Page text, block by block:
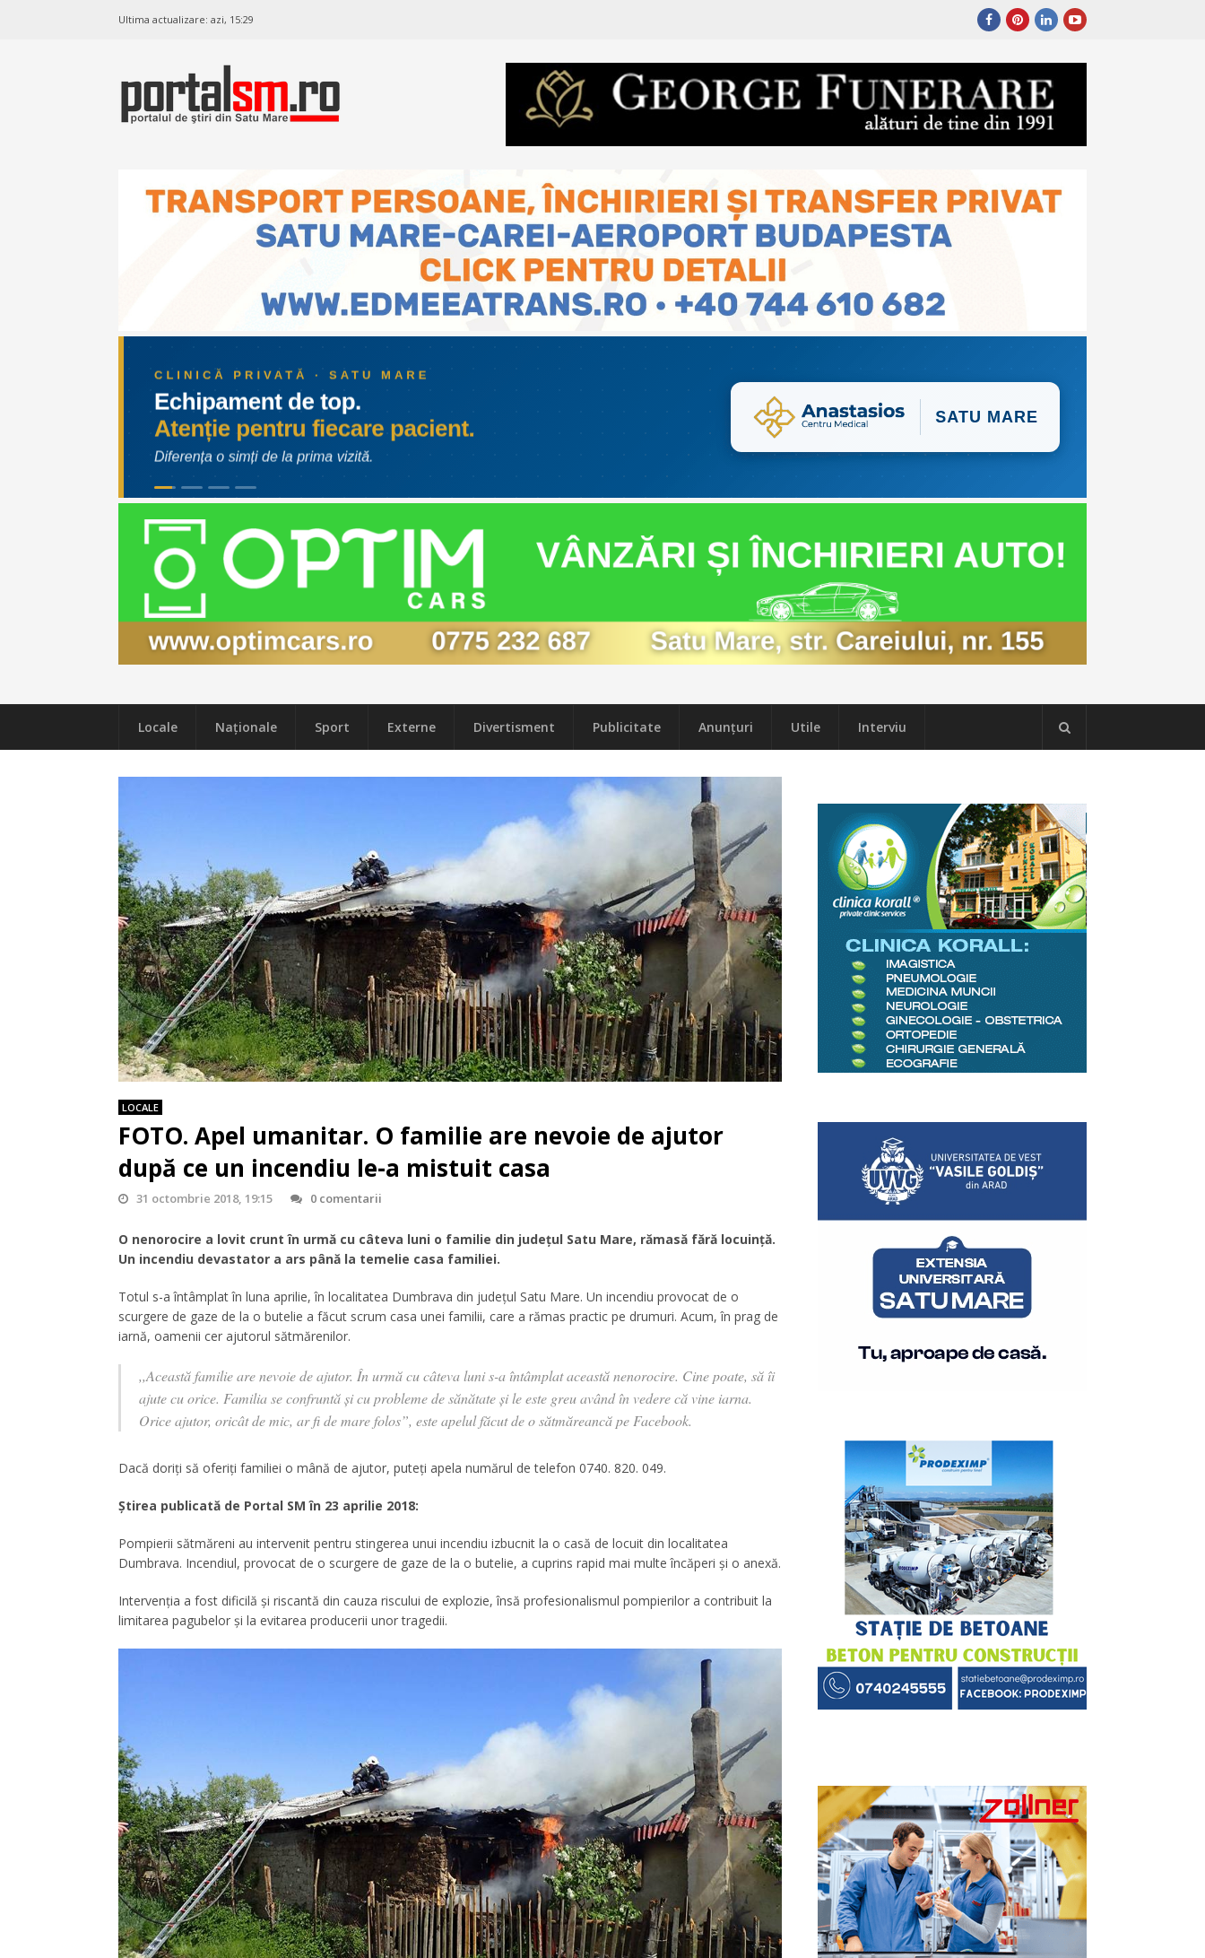
Ultima actualizare: azi, 15:29
Locale Naţionale Sport Externe Divertisment Publicitate Anunțuri Utile Interviu
LOCALE
FOTO. Apel umanitar. O familie are nevoie de ajutor
după ce un incendiu le-a mistuit casa
31 octombrie 2018, 19:15 0 comentarii
O nenorocire a lovit crunt în urmă cu câteva luni o familie din județul Satu Mare, rămasă fără locuință.
Un incendiu devastator a ars până la temelie casa familiei.
Totul s-a întâmplat în luna aprilie, în localitatea Dumbrava din județul Satu Mare. Un incendiu provocat de o
scurgere de gaze de la o butelie a făcut scrum casa unei familii, care a rămas practic pe drumuri. Acum, în prag de
iarnă, oamenii cer ajutorul sătmărenilor.
,,Această familie are nevoie de ajutor. În urmă cu câteva luni s-a întâmplat această nenorocire. Cine poate, să îi
ajute cu orice. Familia se confruntă și cu probleme de sănătate și le este greu având în vedere că vine iarna.
Orice ajutor, oricât de mic, ar fi de mare folos”, este apelul făcut de o sătmăreancă pe Facebook.
Dacă doriți să oferiți familiei o mână de ajutor, puteți apela numărul de telefon 0740. 820. 049.
Știrea publicată de Portal SM în 23 aprilie 2018:
Pompierii sătmăreni au intervenit pentru stingerea unui incendiu izbucnit la o casă de locuit din localitatea
Dumbrava. Incendiul, provocat de o scurgere de gaze de la o butelie, a cuprins rapid mai multe încăperi și o anexă.
Intervenția a fost dificilă și riscantă din cauza riscului de explozie, însă profesionalismul pompierilor a contribuit la
limitarea pagubelor și la evitarea producerii unor tragedii.